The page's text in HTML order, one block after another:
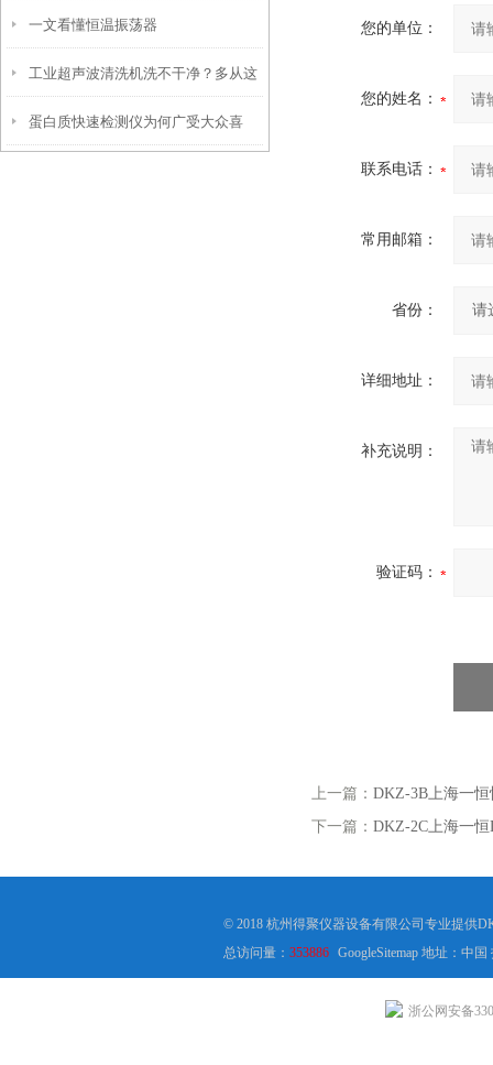
方法
一文看懂恒温振荡器
工业超声波清洗机洗不干净？多从这
些方面找原因
蛋白质快速检测仪为何广受大众喜
您的单位：
您的姓名：
联系电话：
常用邮箱：
省份：
详细地址：
补充说明：
验证码：
上一篇： DKZ-3B上海一
下一篇： DKZ-2C上海一
© 2018 杭州得聚仪器设备有限公司专业提供
总访问量：353886 GoogleSitemap地址：中国
浙公网安备